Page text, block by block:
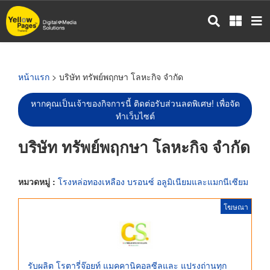
ข้าม
ไป
หน้าแรก > บริษัท ทรัพย์พฤกษา โลหะกิจ จำกัด
หากคุณเป็นเจ้าของกิจการนี้ ติดต่อรับส่วนลดพิเศษ! เพื่อจัด
ทำเว็บไซต์
บริษัท ทรัพย์พฤกษา โลหะกิจ จำกัด
หมวดหมู่ : โรงหล่อทองเหลือง บรอนซ์ อลูมิเนียมและแมกนีเซียม
โฆษณา
รับผลิต โรตารี่จ๊อยท์ แมคคานิคอลซีลและ แปรงถ่านทุก